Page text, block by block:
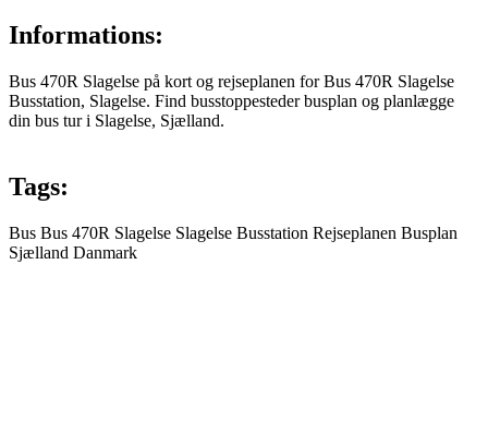
Informations:
Bus 470R Slagelse på kort og rejseplanen for Bus 470R Slagelse
Busstation, Slagelse. Find busstoppesteder busplan og planlægge
din bus tur i Slagelse, Sjælland.
Tags:
Bus Bus 470R Slagelse Slagelse Busstation Rejseplanen Busplan
Sjælland Danmark